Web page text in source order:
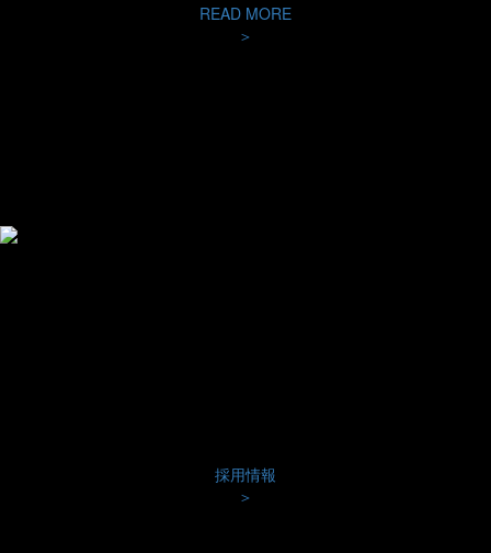
READ MORE
＞
採用情報
＞